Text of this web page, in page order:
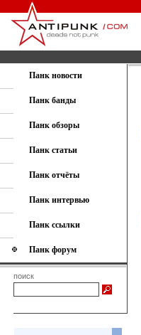
Панк новости
Панк банды
Панк обзоры
Панк статьи
Панк отчёты
Панк интервью
Панк ссылки
Панк форум
поиск